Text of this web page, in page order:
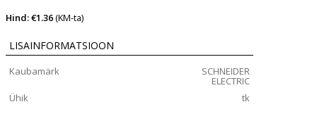
Hind: €1.36(KM-ta)
LISAINFORMATSIOON
Kaubamärk SCHNEIDER
ELECTRIC
Ühik
tk